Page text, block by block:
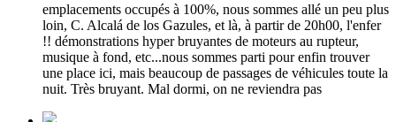
emplacements occupés à 100%, nous sommes allé un peu plus
loin, C. Alcalá de los Gazules, et là, à partir de 20h00, l'enfer
!! démonstrations hyper bruyantes de moteurs au rupteur,
musique à fond, etc...nous sommes parti pour enfin trouver
une place ici, mais beaucoup de passages de véhicules toute la
nuit. Très bruyant. Mal dormi, on ne reviendra pas